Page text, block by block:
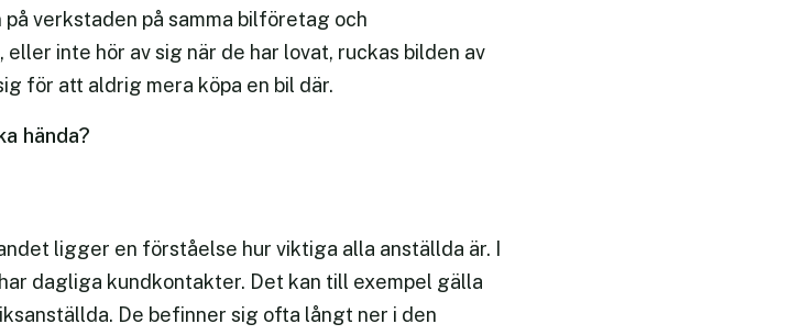
verkstaden på samma bilföretag och
inte hör av sig när de har lovat, ruckas bilden av
för att aldrig mera köpa en bil där.
hända?
ligger en förståelse hur viktiga alla anställda är. I
dagliga kundkontakter. Det kan till exempel gälla
De befinner sig ofta långt ner i den